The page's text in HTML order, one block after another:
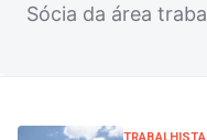
Sócia da área
TRABALHISTA